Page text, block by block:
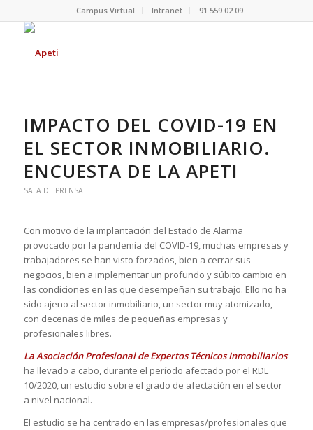
Campus Virtual Intranet 91 559 02 09
IMPACTO DEL COVID-19 EN
EL SECTOR INMOBILIARIO.
ENCUESTA DE LA APETI
SALA DE PRENSA
Con motivo de la implantación del Estado de Alarma
provocado por la pandemia del COVID-19, muchas empresas y
trabajadores se han visto forzados, bien a cerrar sus
negocios, bien a implementar un profundo y súbito cambio en
las condiciones en las que desempeñan su trabajo. Ello no ha
sido ajeno al sector inmobiliario, un sector muy atomizado,
con decenas de miles de pequeñas empresas y
profesionales libres.
La Asociación Profesional de Expertos Técnicos Inmobiliarios
ha llevado a cabo, durante el período afectado por el RDL
10/2020, un estudio sobre el grado de afectación en el sector
a nivel nacional.
El estudio se ha centrado en las empresas/profesionales que